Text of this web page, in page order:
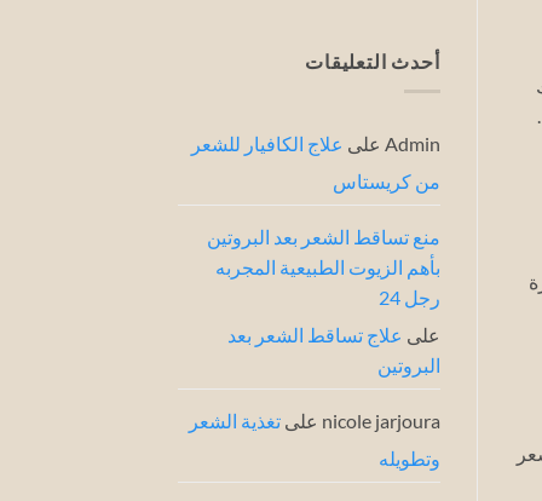
نصائح
على
تطبيق
3
طرق
خبراء
أحدث التعليقات
Admin على علاج الكافيار للشعر
من كريستاس
منع تساقط الشعر بعد البروتين
بأهم الزيوت الطبيعية المجربه
رجل 24
على علاج تساقط الشعر بعد
البروتين
nicole jarjoura علىتغذية الشعر
وتطويله